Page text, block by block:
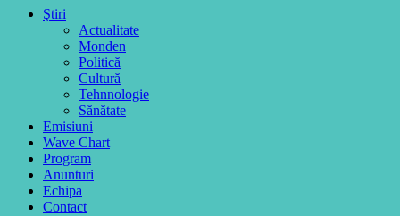
Ştiri
Actualitate
Monden
Politică
Cultură
Tehnnologie
Sănătate
Emisiuni
Wave Chart
Program
Anunturi
Echipa
Contact